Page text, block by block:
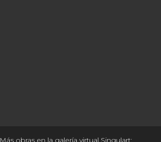
Más obras en la galería virtual Singulart: